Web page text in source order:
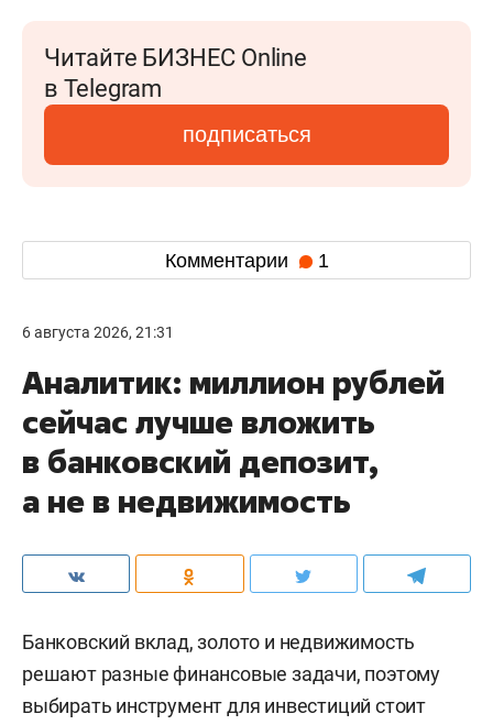
Читайте БИЗНЕС Online
в Telegram
подписаться
Комментарии 1
6 августа 2026, 21:31
Аналитик: миллион рублей
сейчас лучше вложить
в банковский депозит,
а не в недвижимость
Банковский вклад, золото и недвижимость
решают разные финансовые задачи, поэтому
выбирать инструмент для инвестиций стоит